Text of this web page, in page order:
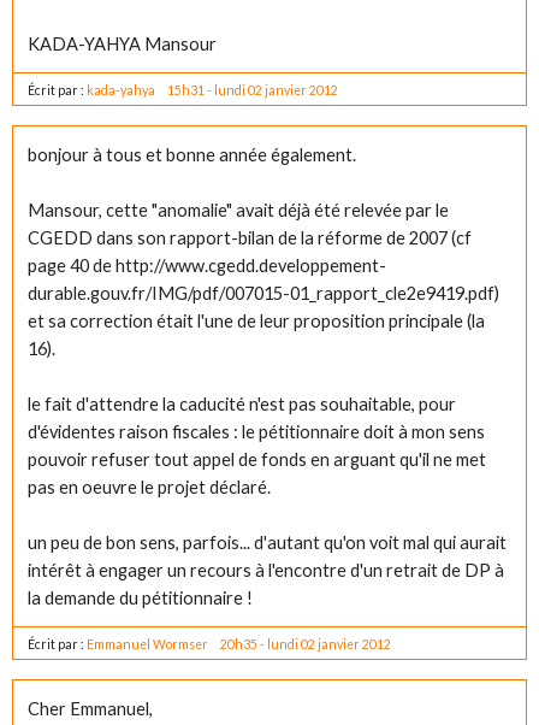
KADA-YAHYA Mansour
Écrit par : kada-yahya 15h31 - lundi 02 janvier 2012
bonjour à tous et bonne année également.
Mansour, cette "anomalie" avait déjà été relevée par le
CGEDD dans son rapport-bilan de la réforme de 2007 (cf
page 40 de http://www.cgedd.developpement-
durable.gouv.fr/IMG/pdf/007015-01_rapport_cle2e9419.pdf)
et sa correction était l'une de leur proposition principale (la
16).
le fait d'attendre la caducité n'est pas souhaitable, pour
d'évidentes raison fiscales : le pétitionnaire doit à mon sens
pouvoir refuser tout appel de fonds en arguant qu'il ne met
pas en oeuvre le projet déclaré.
un peu de bon sens, parfois... d'autant qu'on voit mal qui aurait
intérêt à engager un recours à l'encontre d'un retrait de DP à
la demande du pétitionnaire !
Écrit par : Emmanuel Wormser 20h35 - lundi 02 janvier 2012
Cher Emmanuel,